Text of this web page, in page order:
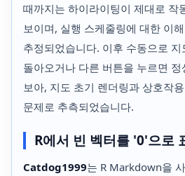
때까지는 하이라이팅이 제대로 작
보이며, 실행 스케줄링에 대한 이
추정되었습니다. 이후 수동으로
돌아오거나 다른 버튼을 누르면
보아, 지도 초기 렌더링과 상호작
문제로 추측되었습니다.
R에서 빈 벡터를 '0'으로
Catdog1999는 R Markdown을